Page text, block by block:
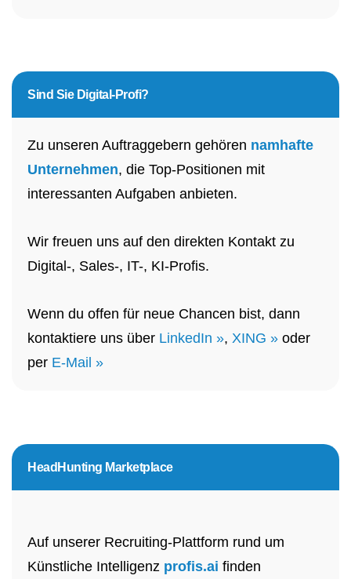
Sind SieDigital-Profi?
Zu unseren Auftraggebern gehören namhafte
Unternehmen, die Top-Positionen mit
interessanten Aufgaben anbieten.
Wir freuen uns auf den direkten Kontakt zu
Digital-, Sales-, IT-, KI-Profis.
Wenn du offen für neue Chancen bist, dann
kontaktiere uns über LinkedIn », XING » oder
per E-Mail »
HeadHunting Marketplace
Auf unserer Recruiting-Plattform rund um
Künstliche Intelligenz profis.ai finden